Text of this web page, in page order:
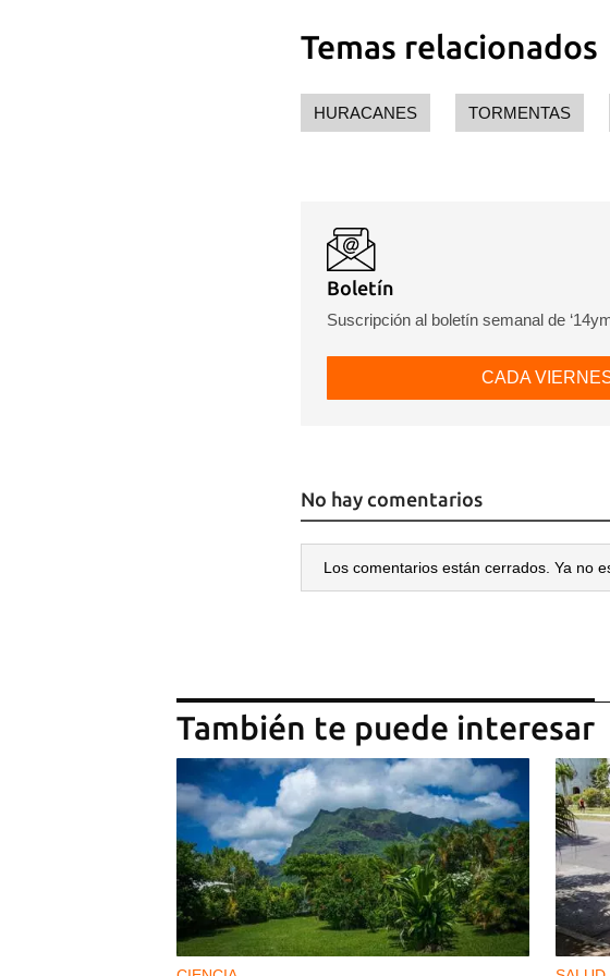
Temas relacionados
HURACANES TORMENTAS
Boletín
Suscripción al boletín semanal de
CADA
No hay comentarios
Los comentarios están cerrados. Ya no
También te puede interesar